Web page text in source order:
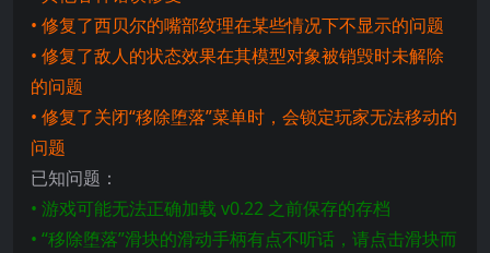
• 修复了西贝尔的嘴部纹理在某些情况下不显示的问题
• 修复了敌人的状态效果在其模型对象被销毁时未解除
的问题
• 修复了关闭“移除堕落”菜单时，会锁定玩家无法移动的
问题
已知问题：
• 游戏可能无法正确加载 v0.22 之前保存的存档
• “移除堕落”滑块的滑动手柄有点不听话，请点击滑块而